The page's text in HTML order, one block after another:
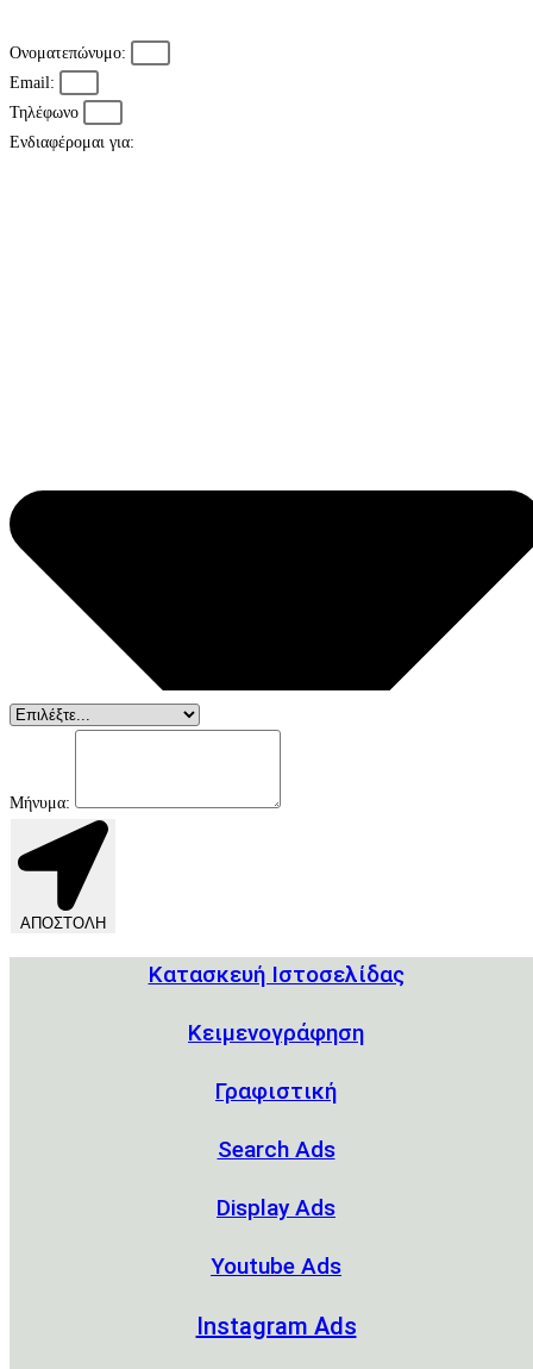
Ονοματεπώνυμο:
Email:
Τηλέφωνο
Ενδιαφέρομαι για:
Μήνυμα:
ΑΠΟΣΤΟΛΗ
Κατασκευή Ιστοσελίδας
Kειμενογράφηση
Γραφιστική
Search Ads
Display Ads
Youtube Ads
Instagram Ads